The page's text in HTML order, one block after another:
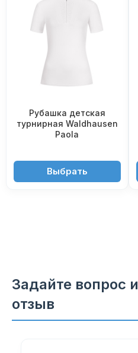
Рубашка детская
турнирная Waldhausen
Paola
5'650 ₽Выбрать
Задайте вопрос
отзыв